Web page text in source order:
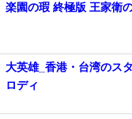
楽園の瑕 終極版 王家衛
大英雄_香港・台湾のス
ロディ